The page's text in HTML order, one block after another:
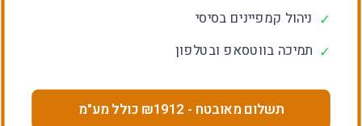
✓ ניהול קמפיינים בסיסי
✓ תמיכה בווטסאפ ובטלפון
תשלום מאובטח - ₪
1912 כולל מע"מ